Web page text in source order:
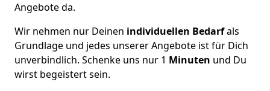
Angebote da.
Wir nehmen nur Deinen individuellen Bedarfals
Grundlage und jedes unserer Angebote ist für Dich
unverbindlich. Schenke uns nur 1 Minuten und Du
wirst begeistert sein.